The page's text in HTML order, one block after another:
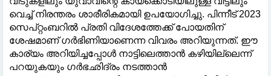
വെച്ച്‌ നിരന്തരം ശാരീരികമായി ഉപയോഗിച്ചു. പിന്നീട് 2023
സെപ്റ്റംബറില്‍ പ്രതി വിദേശത്തേക്ക് പോയതിന്
ശേഷമാണ് ഗര്‍ഭിണിയാണെന്ന വിവരം അറിയുന്നത്. ഈ
കാര്യം അറിയിച്ചപ്പോള്‍ നാട്ടിലെത്താന്‍ കഴിയില്ലെന്ന്
പറയുകയും ഗര്‍ഭഛിദ്രം നടത്താന്‍